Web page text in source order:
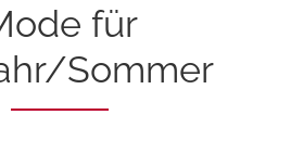
für
Sommer